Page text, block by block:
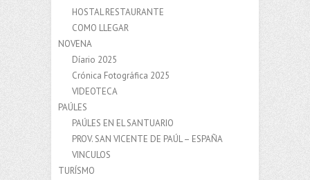
HOSTAL RESTAURANTE
COMO LLEGAR
NOVENA
Díario 2025
Crónica Fotográfica 2025
VIDEOTECA
PAÚLES
PAÚLES EN EL SANTUARIO
PROV. SAN VICENTE DE PAÚL – ESPAÑA
VINCULOS
TURÍSMO